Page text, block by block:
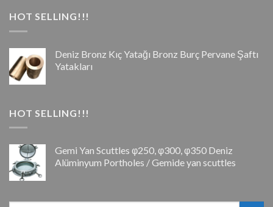
HOT SELLING!!!
Deniz Bronz Kıç Yatağı Bronz Burç Pervane Şaftı
Yatakları
HOT SELLING!!!
Gemi Yan Scuttles φ250, φ300, φ350 Deniz
Alüminyum Portholes / Gemide yan scuttles